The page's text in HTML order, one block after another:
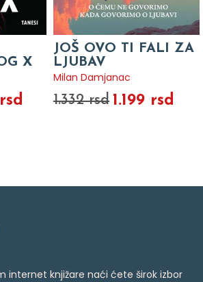
X
JOŠ OVO TI FALI ZA
LJUBAV
Milan Damjanac
1.332 rsd 1.199 rsd
internet knjižare naći ćete širok izbor